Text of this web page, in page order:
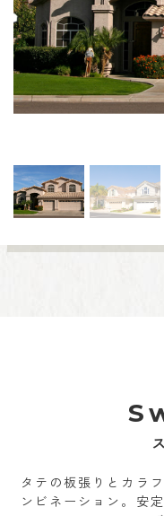
タテの板張りとカラ
ンビネーション。安